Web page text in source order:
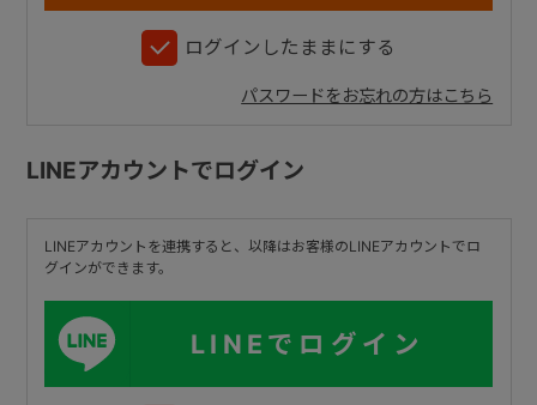
ログインしたままにする
パスワードをお忘れの方はこちら
LINEアカウントでログイン
LINEアカウントを連携すると、以降はお客様のLINEアカウントでロ
グインができます。
LINEでログイン